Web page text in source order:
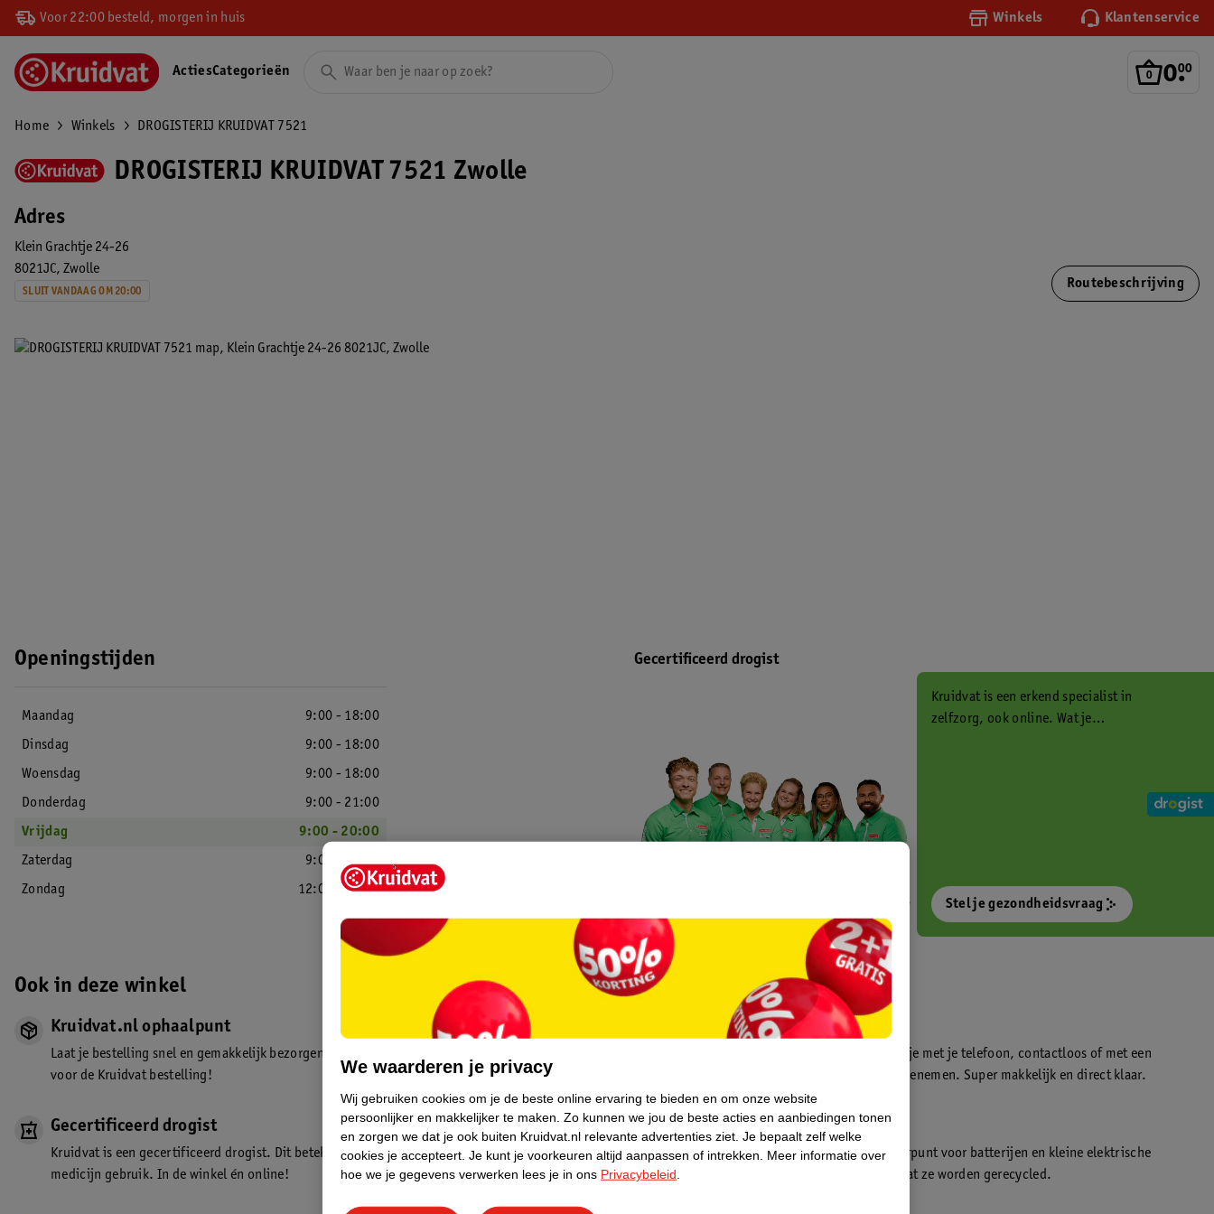
Voor 22:00 besteld, morgen in huis Winkels Klantenservice
0.
00
ActiesCategorieën
Home Winkels DROGISTERIJ KRUIDVAT 7521
DROGISTERIJ KRUIDVAT 7521 Zwolle
Adres
Klein Grachtje 24-26
8021JC Zwolle
SLUIT VANDAAG OM 20:00
Routebeschrijving
Openingstijden
Maandag
9:00 - 18:00
Dinsdag
9:00 - 18:00
Woensdag
9:00 - 18:00
Donderdag
9:00 - 21:00
Vrijdag
9:00 - 20:00
Zaterdag
9:00 - 18:00
Zondag
12:00 - 17:30
Gecertificeerd drogist
Kruidvat is een erkend specialist in
zelfzorg, ook online. Wat je
Stel je gezondheidsvraag
Ook in deze winkel
Kruidvat.nl ophaalpunt
Laat je bestelling snel en gemakkelijk bezorgen in de winkel. Zo hoef je niet thuis te blijven
voor de Kruidvat bestelling!
Gecertificeerd drogist
Kruidvat is een gecertificeerd drogist. Dit betekent dat je deskundig advies krijgt over
medicijn gebruik. In de winkel én online!
Kruidvat fotokiosk
In de winkel vind je een fotokiosk waarmee je met je telefoon, contactloos of met een
geheugenkaartje, jouw foto’s direct kan meenemen. Super makkelijk en direct klaar.
WeCycle inleverpunt
In deze Kruidvat vind je een WeCycle inleverpunt voor batterijen en kleine elektrische
apparaten. Deze kan je gratis inleveren zodat ze worden gerecycled.
We waarderen je privacy
Wij gebruiken cookies om je de beste online ervaring te bieden en om onze website
persoonlijker en makkelijker te maken. Zo kunnen we jou de beste acties en aanbiedingen tonen
en zorgen we dat je ook buiten Kruidvat.nl relevante advertenties ziet. Je bepaalt zelf welke
cookies je accepteert. Je kunt je voorkeuren altijd aanpassen of intrekken.
Meer informatie over
hoe we je gegevens verwerken lees je in ons Privacybeleid